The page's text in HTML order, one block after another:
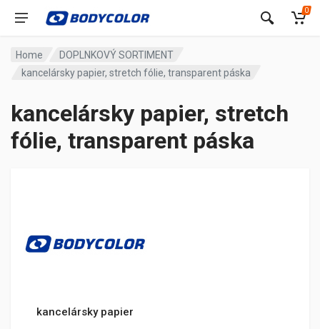
0
Home
DOPLNKOVÝ SORTIMENT
kancelársky papier, stretch fólie, transparent páska
kancelársky papier, stretch
fólie, transparent páska
kancelársky papier